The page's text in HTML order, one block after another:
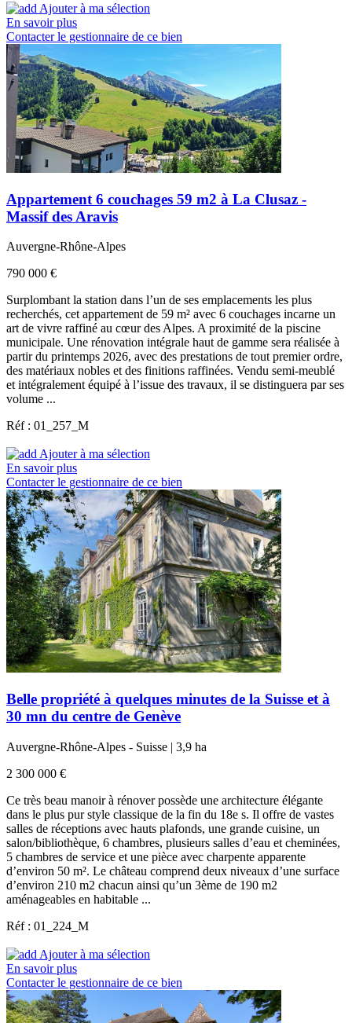
Ajouter à ma sélection
En savoir plus
Contacter le gestionnaire de ce bien
Appartement 6 couchages 59 m2 à La Clusaz -
Massif des Aravis
Auvergne-Rhône-Alpes
790 000 €
Surplombant la station dans l’un de ses emplacements les plus
recherchés, cet appartement de 59 m² avec 6 couchages incarne un
art de vivre raffiné au cœur des Alpes. A proximité de la piscine
municipale. Une rénovation intégrale haut de gamme sera réalisée à
partir du printemps 2026, avec des prestations de tout premier ordre,
des matériaux nobles et des finitions raffinées. Vendu semi-meublé
et intégralement équipé à l’issue des travaux, il se distinguera par ses
volume ...
Réf : 01_257_M
Ajouter à ma sélection
En savoir plus
Contacter le gestionnaire de ce bien
Belle propriété à quelques minutes de la Suisse et à
30 mn du centre de Genève
Auvergne-Rhône-Alpes - Suisse | 3,9 ha
2 300 000 €
Ce très beau manoir à rénover possède une architecture élégante
dans le plus pur style classique de la fin du 18e s. Il offre de vastes
salles de réceptions avec hauts plafonds, une grande cuisine, un
salon/bibliothèque, 6 chambres, plusieurs salles d’eau et cheminées,
5 chambres de service et une pièce avec charpente apparente
d’environ 50 m². Le château comprend deux niveaux d’une surface
d’environ 210 m2 chacun ainsi qu’un 3ème de 190 m2
aménageables en habitable ...
Réf : 01_224_M
Ajouter à ma sélection
En savoir plus
Contacter le gestionnaire de ce bien